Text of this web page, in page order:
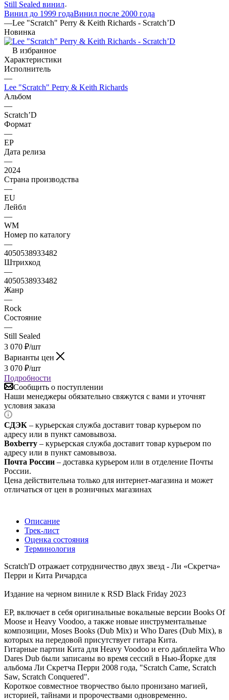
Still Sealed винил
Винил до 1999 годаВинил после 2000 года
—Lee "Scratch" Perry & Keith Richards - Scratch’D
Новинка
В избранное
Характеристики
Исполнитель
—
Lee "Scratch" Perry & Keith Richards
Альбом
—
Scratch’D
Формат
—
EP
Дата релиза
—
2024
Страна производства
—
EU
Лейбл
—
WM
Номер по каталогу
—
4050538933482
Штрихкод
—
4050538933482
Жанр
—
Rock
Состояние
—
Still Sealed
3 070 ₽/шт
Варианты цен
3 070 ₽/шт
Подробности
Сообщить о поступлении
Наши менеджеры обязательно свяжутся с вами и уточнят
условия заказа
СДЭК – курьерская служба доставит товар курьером по
адресу или в пункт самовывоза.
Boxberry – курьерская служба доставит товар курьером по
адресу или в пункт самовывоза.
Почта России – доставка курьером или в отделение Почты
России.
Цена действительна только для интернет-магазина и может
отличаться от цен в розничных магазинах
Описание
Трек-лист
Оценка состояния
Терминология
Scratch'D отражает сотрудничество двух звезд - Ли «Скретча»
Перри и Кита Ричардса
Издание на черном виниле к RSD Black Friday 2023
EP, включает в себя оригинальные вокальные версии Books Of
Moose и Heavy Voodoo, а также новые инструментальные
композиции, Moses Books (Dub Mix) и Who Dares (Dub Mix), в
которых на передовой присутствует гитара Кита.
Гитарные партии Кита для Heavy Voodoo и его дабплейта Who
Dares Dub были записаны во время сессий в Нью-Йорке для
альбома Ли Скретча Перри 2008 года, "Scratch Came, Scratch
Saw, Scratch Conquered".
Короткое совместное творчество было пронизано магией,
историей, тайнами и пророчествами одновременно.